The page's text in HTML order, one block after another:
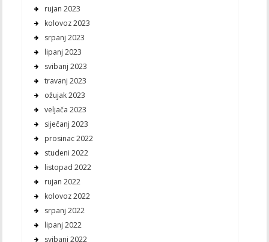
rujan 2023
kolovoz 2023
srpanj 2023
lipanj 2023
svibanj 2023
travanj 2023
ožujak 2023
veljača 2023
siječanj 2023
prosinac 2022
studeni 2022
listopad 2022
rujan 2022
kolovoz 2022
srpanj 2022
lipanj 2022
svibanj 2022